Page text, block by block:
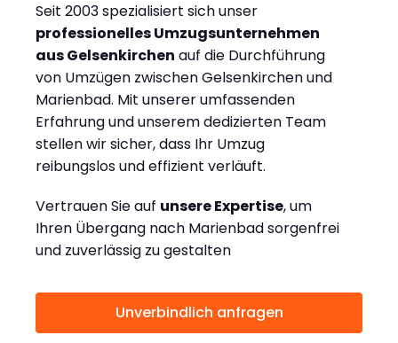
Seit 2003 spezialisiert sich unser
professionelles Umzugsunternehmen
aus Gelsenkirchen auf die Durchführung
von Umzügen zwischen Gelsenkirchen und
Marienbad. Mit unserer umfassenden
Erfahrung und unserem dedizierten Team
stellen wir sicher, dass Ihr Umzug
reibungslos und effizient verläuft.
Vertrauen Sie auf unsere Expertise, um
Ihren Übergang nach Marienbad sorgenfrei
und zuverlässig zu gestalten
Unverbindlich anfragen